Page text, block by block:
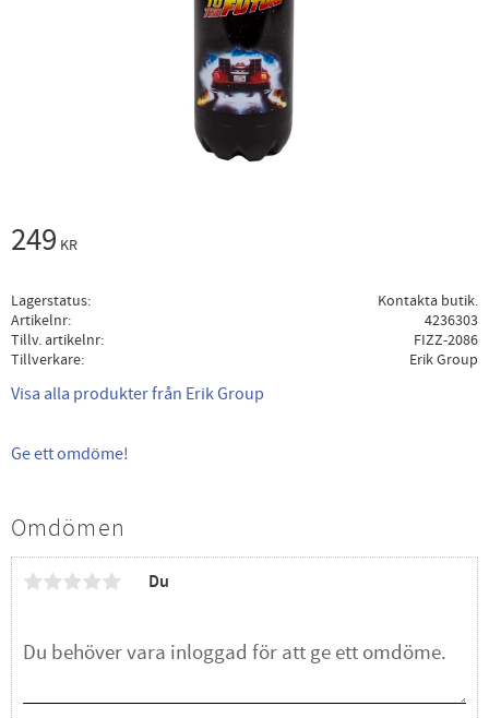
249 KR
Lagerstatus
Kontakta butik.
Artikelnr
4236303
Tillv. artikelnr
FIZZ-2086
Tillverkare
Erik Group
Visa alla produkter från Erik Group
Ge ett omdöme!
Omdömen
Du